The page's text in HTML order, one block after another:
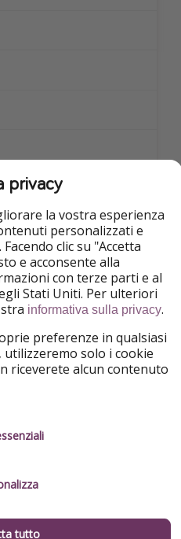
privacy
la vostra esperienza
personalizzati e
clic su "Accetta
e acconsente alla
con terze parti e al
Stati Uniti. Per ulteriori
informativa sulla privacy.
preferenze in qualsiasi
solo i cookie
riceverete alcun contenuto
tutto